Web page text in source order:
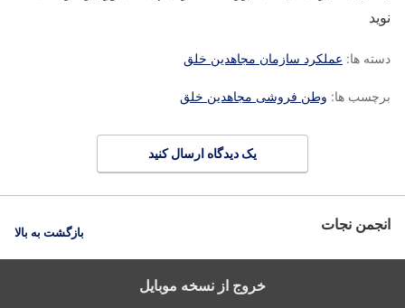
نوید
دسته ها: عملکرد سازمان مجاهدین خلق
برچسب ها: وطن فروشی مجاهدین خلق
یک دیدگاه ارسال کنید
انجمن نجات بازگشت به بالا
خروج از نسخه موبایل